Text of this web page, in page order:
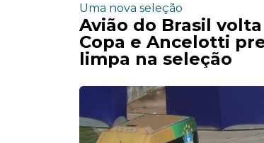
Uma nova seleção
Avião do Brasil
Copa e Ancelotti
limpa na seleção